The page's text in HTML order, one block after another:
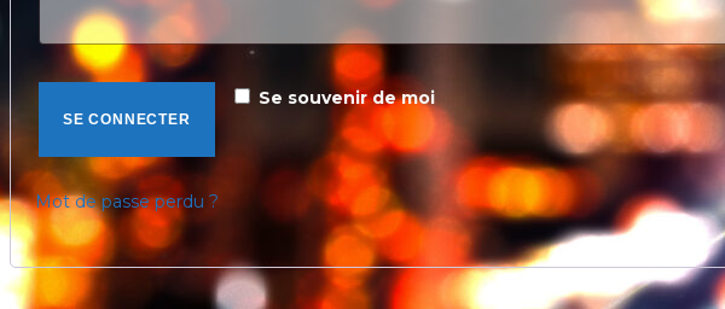
Se souvenir de moi
SE CONNECTER
Mot de passe perdu ?